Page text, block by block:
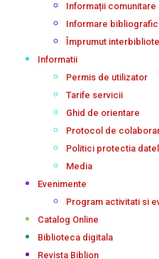
Informații comunitare
Informare
Împrumut
Informatii
Permis de utilizator
Tarife servicii
Ghid de orientare
Protocol de
Politici protectia
Media
Evenimente
Program activitati si
Catalog Online
Biblioteca digitala
Revista Biblion